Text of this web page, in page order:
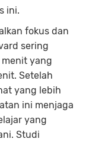
ini.
fokus dan
sering
menit yang
Setelah
yang lebih
ini menjaga
yang
Studi